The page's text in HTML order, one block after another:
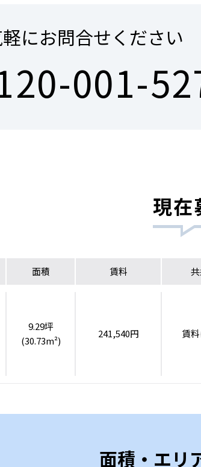
にお問合せください
001-
現在
面積 賃料
9.29坪
(30.73m²)
241,540円 賃
面積・エリ